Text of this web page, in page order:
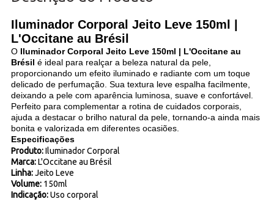
Iluminador Corporal Jeito Leve 150ml |
L'Occitane au Brésil
O Iluminador Corporal Jeito Leve 150ml | L'Occitane au
Brésil é ideal para realçar a beleza natural da pele,
proporcionando um efeito iluminado e radiante com um toque
delicado de perfumação. Sua textura leve espalha facilmente,
deixando a pele com aparência luminosa, suave e confortável.
Perfeito para complementar a rotina de cuidados corporais,
ajuda a destacar o brilho natural da pele, tornando-a ainda mais
bonita e valorizada em diferentes ocasiões.
Especificações
Produto:Iluminador Corporal
Marca:L'Occitane au Brésil
Linha:Jeito Leve
Volume:150ml
Indicação:Uso corporal